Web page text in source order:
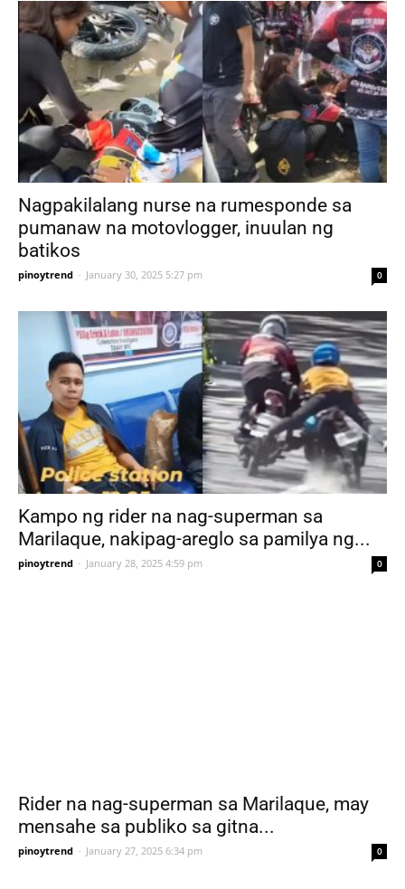
Nagpakilalang nurse na rumesponde sa
pumanaw na motovlogger, inuulan ng
batikos
pinoytrend - January 30, 2025 5:27 pm 0
Kampo ng rider na nag-superman sa
Marilaque, nakipag-areglo sa pamilya ng...
pinoytrend - January 28, 2025 4:59 pm 0
Rider na nag-superman sa Marilaque, may
mensahe sa publiko sa gitna...
pinoytrend - January 27, 2025 6:34 pm 0